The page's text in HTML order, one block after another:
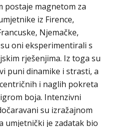
postaje magnetom za
iz Firence,
Njemačke,
oni eksperimentirali s
rješenjima. Iz toga su
puni dinamike i strasti, a
i naglih pokreta
boja. Intenzivni
su izražajnom
umjetnički je zadatak bio